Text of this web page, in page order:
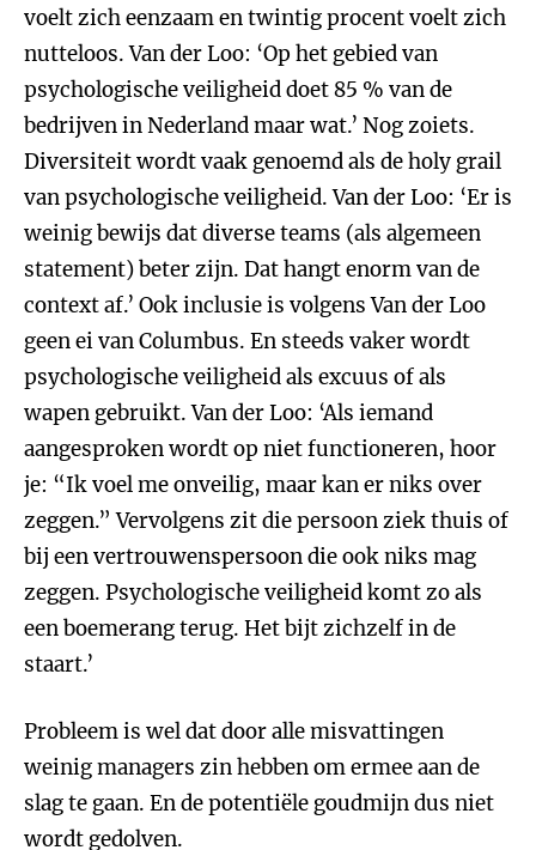
voelt zich eenzaam en twintig procent voelt zich
nutteloos. Van der Loo: ‘Op het gebied van
psychologische veiligheid doet 85 % van de
bedrijven in Nederland maar wat.’ Nog zoiets.
Diversiteit wordt vaak genoemd als de holy grail
van psychologische veiligheid. Van der Loo: ‘Er is
weinig bewijs dat diverse teams (als algemeen
statement) beter zijn. Dat hangt enorm van de
context af.’ Ook inclusie is volgens Van der Loo
geen ei van Columbus. En steeds vaker wordt
psychologische veiligheid als excuus of als
wapen gebruikt. Van der Loo: ‘Als iemand
aangesproken wordt op niet functioneren, hoor
je: “Ik voel me onveilig, maar kan er niks over
zeggen.” Vervolgens zit die persoon ziek thuis of
bij een vertrouwenspersoon die ook niks mag
zeggen. Psychologische veiligheid komt zo als
een boemerang terug. Het bijt zichzelf in de
staart.’
Probleem is wel dat door alle misvattingen
weinig managers zin hebben om ermee aan de
slag te gaan. En de potentiële goudmijn dus niet
wordt gedolven.